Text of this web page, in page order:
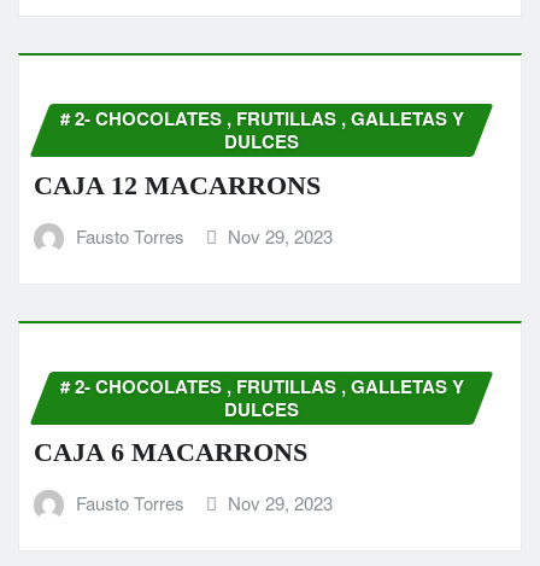
# 2- CHOCOLATES , FRUTILLAS , GALLETAS Y
DULCES
CAJA 12 MACARRONS
Fausto Torres Nov 29, 2023
# 2- CHOCOLATES , FRUTILLAS , GALLETAS Y
DULCES
CAJA 6 MACARRONS
Fausto Torres Nov 29, 2023